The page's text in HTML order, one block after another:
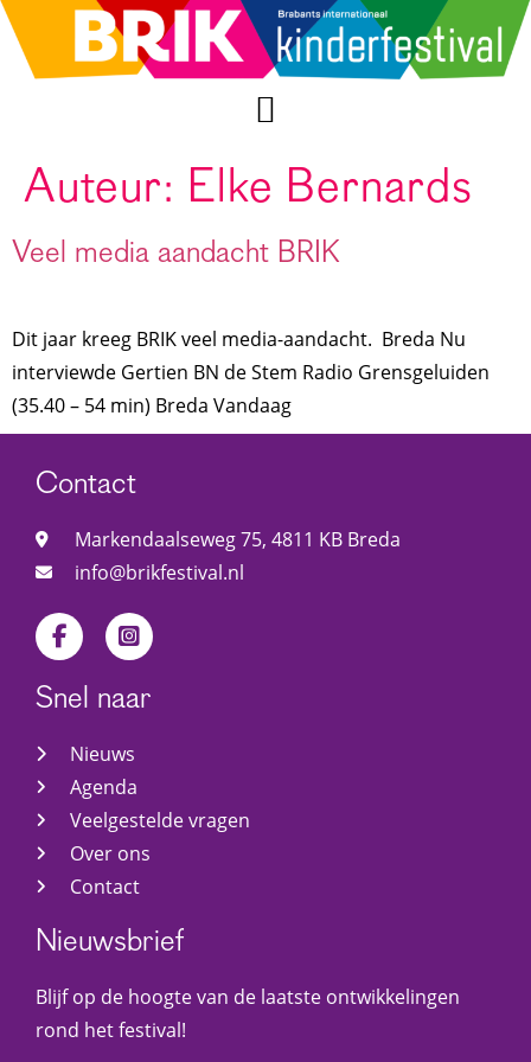
Auteur: Elke Bernards
Veel media aandacht BRIK
Dit jaar kreeg BRIK veel media-aandacht. Breda Nu
interviewde Gertien BN de Stem Radio Grensgeluiden
(35.40 – 54 min) Breda Vandaag
Contact
Markendaalseweg 75, 4811 KB Breda
info@brikfestival.nl
Snel naar
Nieuws
Agenda
Veelgestelde vragen
Over ons
Contact
Nieuwsbrief
Blijf op de hoogte van de laatste ontwikkelingen
rond het festival!